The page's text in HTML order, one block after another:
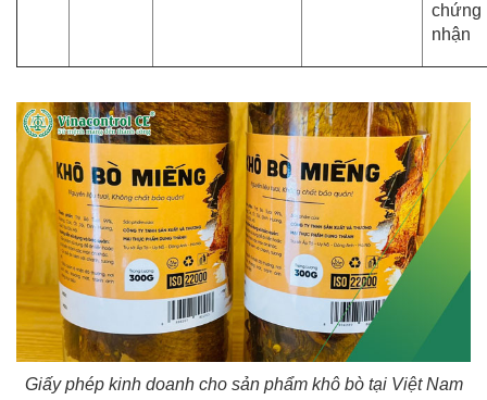
chứng
nhận
Giấy phép kinh doanh cho sản phẩm khô bò tại Việt Nam